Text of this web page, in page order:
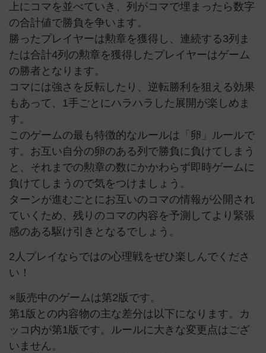
上にコマを並べていき、列がコマで埋まったら数字
の合計値で勝負を争います。
勝ったプレイヤーは勲章を獲得し、連続する3列ま
たは合計4列の勲章を獲得したプレイヤーはゲーム
の勝者となります。
コマには強さを反転したり、逆転勝利を狙える効果
もあって、1手ごとにハラハラした展開が楽しめま
す。
このゲームの最も特徴的なルールは「卵」ルールで
す。お互い自分の卵のある列で勝負に負けてしまう
と、それまでの勲章の数にかかわらず即時ゲームに
負けてしまうので気をつけましょう。
ターンが進むごとにお互いのコマの情報が公開され
ていくため、残りのコマの内容を予測してより緊張
感のある駆け引きとなるでしょう。
2人プレイならではの心理戦をぜひ楽しんでくださ
い！
※販売中のゲームは第2版です。
第1版との内容物の主な差分は以下になります。カ
ッコ内が第1版です。ルールに大きな変更点はござ
いません。